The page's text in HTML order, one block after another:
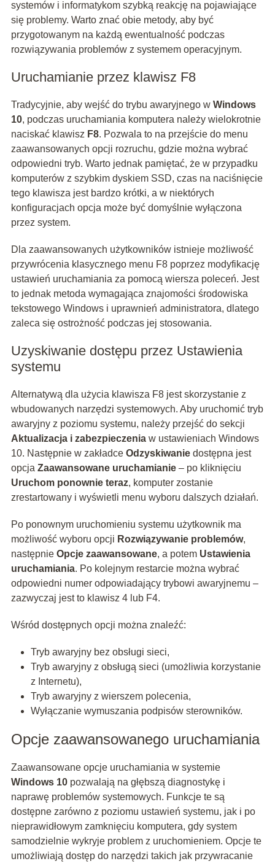
systemów i informatykom szybką reakcję na pojawiające
się problemy. Warto znać obie metody, aby być
przygotowanym na każdą ewentualność podczas
rozwiązywania problemów z systemem operacyjnym.
Uruchamianie przez klawisz F8
Tradycyjnie, aby wejść do trybu awaryjnego w Windows
10, podczas uruchamiania komputera należy wielokrotnie
naciskać klawisz F8. Pozwala to na przejście do menu
zaawansowanych opcji rozruchu, gdzie można wybrać
odpowiedni tryb. Warto jednak pamiętać, że w przypadku
komputerów z szybkim dyskiem SSD, czas na naciśnięcie
tego klawisza jest bardzo krótki, a w niektórych
konfiguracjach opcja może być domyślnie wyłączona
przez system.
Dla zaawansowanych użytkowników istnieje możliwość
przywrócenia klasycznego menu F8 poprzez modyfikację
ustawień uruchamiania za pomocą wiersza poleceń. Jest
to jednak metoda wymagająca znajomości środowiska
tekstowego Windows i uprawnień administratora, dlatego
zaleca się ostrożność podczas jej stosowania.
Uzyskiwanie dostępu przez Ustawienia
systemu
Alternatywą dla użycia klawisza F8 jest skorzystanie z
wbudowanych narzędzi systemowych. Aby uruchomić tryb
awaryjny z poziomu systemu, należy przejść do sekcji
Aktualizacja i zabezpieczeniaw ustawieniach Windows
10. Następnie w zakładce Odzyskiwaniedostępna jest
opcja Zaawansowane uruchamianie– po kliknięciu
Uruchom ponownie teraz, komputer zostanie
zrestartowany i wyświetli menu wyboru dalszych działań.
Po ponownym uruchomieniu systemu użytkownik ma
możliwość wyboru opcji Rozwiązywanie problemów,
następnie Opcje zaawansowane, a potem Ustawienia
uruchamiania. Po kolejnym restarcie można wybrać
odpowiedni numer odpowiadający trybowi awaryjnemu –
zazwyczaj jest to klawisz 4 lub F4.
Wśród dostępnych opcji można znaleźć:
Tryb awaryjny bez obsługi sieci,
Tryb awaryjny z obsługą sieci (umożliwia korzystanie
z Internetu),
Tryb awaryjny z wierszem polecenia,
Wyłączanie wymuszania podpisów sterowników.
Opcje zaawansowanego uruchamiania
Zaawansowane opcje uruchamiania w systemie
Windows 10pozwalają na głębszą diagnostykę i
naprawę problemów systemowych. Funkcje te są
dostępne zarówno z poziomu ustawień systemu, jak i po
nieprawidłowym zamknięciu komputera, gdy system
samodzielnie wykryje problem z uruchomieniem. Opcje te
umożliwiają dostęp do narzędzi takich jak przywracanie